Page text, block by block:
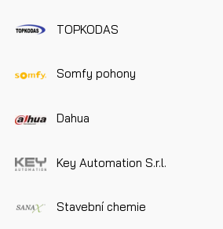
TOPKODAS
Somfy pohony
Dahua
Key Automation S.r.l.
Stavební chemie